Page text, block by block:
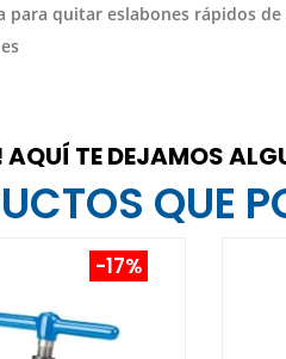
para quitar eslabones rápidos de
AQUÍ TE DEJAMOS
QUE
-17%